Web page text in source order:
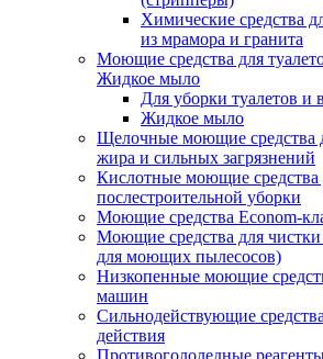
Химические средства
из мрамора и гранита
Моющие средства для
Жидкое мыло
Для уборки туалетов и
Жидкое мыло
Щелочные моющие средства
жира и сильных загрязнений
Кислотные моющие средства
послестроительной уборки
Моющие средства Econom-
Моющие средства для
для моющих пылесосов)
Низкопенные моющие
машин
Сильнодействующие
действия